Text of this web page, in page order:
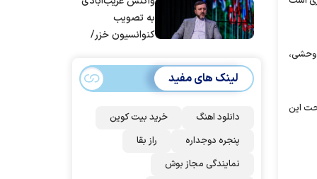
وحشی،
وجود دارد که در مجموع حدود ۱۵ درصد مساحت این
به تصویب
کنوانسیون خزر/
می‌شود؟!
لینک های مفید
دانلود اهنگ
خرید بیت کوین
پنجره دوجداره
راز بقا
نمایندگی مجاز بوش